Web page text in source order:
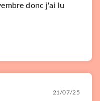
donc j'ai lu
21/07/25